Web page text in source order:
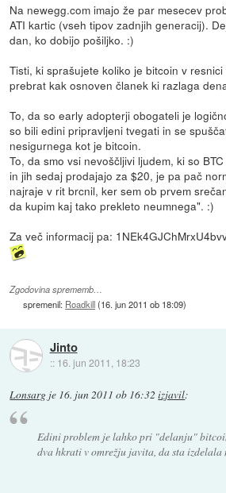
Na newegg.com imajo že par mesecev
ATI kartic (vseh tipov zadnjih generacij).
dan, ko dobijo pošiljko. :)
Tisti, ki sprašujete koliko je bitcoin v
prebrat kak osnoven članek ki razlaga
To, da so early adopterji obogateli je
so bili edini pripravljeni tvegati in se
nesigurnega kot je bitcoin.
To, da smo vsi nevoščljivi ljudem, ki so
in jih sedaj prodajajo za $20, je pa pač
najraje v rit brcnil, ker sem ob prvem
da kupim kaj tako prekleto neumnega". :)
Za več informacij pa:
Zgodovina sprememb…
spremenil: Roadkill(16. jun 2011 ob 18:09)
Jinto
:: 16. jun 2011, 18:23
Lonsarg je 16. jun 2011 ob 16:32 izjavil:
Edini problem je lahko pri "delanju"
dva hkrati v omrežju javita, da sta izdelala